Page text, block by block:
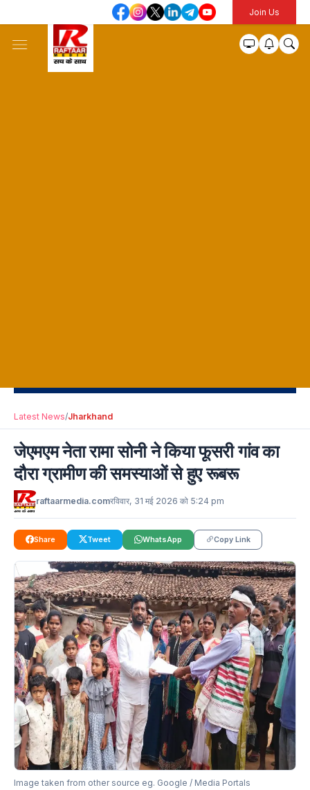
Join Us
Latest News/Jharkhand
जेएमएम नेता रामा सोनी ने किया फूसरी गांव का
दौरा ग्रामीण की समस्याओं से हुए रूबरू
raftaarmedia.comरविवार, 31 मई 2026 को 5:24 pm
Share Tweet WhatsApp Copy Link
Image taken from other source eg. Google / Media Portals